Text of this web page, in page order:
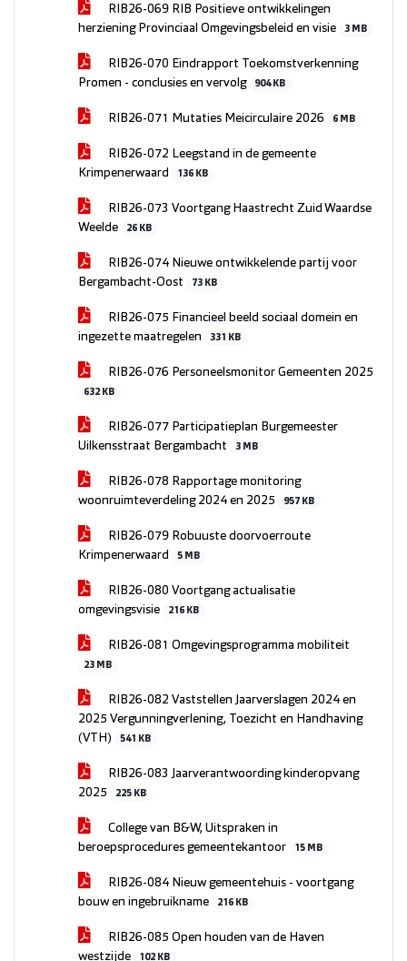
RIB26-069 RIB Positieve ontwikkelingen
herziening Provinciaal Omgevingsbeleid en visie
3 MB
RIB26-070 Eindrapport Toekomstverkenning
Promen - conclusies en vervolg
904 KB
RIB26-071 Mutaties Meicirculaire 2026 6 MB
RIB26-072 Leegstand in de gemeente
Krimpenerwaard
136 KB
RIB26-073 Voortgang Haastrecht Zuid Waardse
Weelde
26 KB
RIB26-074 Nieuwe ontwikkelende partij voor
Bergambacht-Oost
73 KB
RIB26-075 Financieel beeld sociaal domein en
ingezette maatregelen
331 KB
RIB26-076 Personeelsmonitor Gemeenten 2025
632 KB
RIB26-077 Participatieplan Burgemeester
Uilkensstraat Bergambacht
3 MB
RIB26-078 Rapportage monitoring
woonruimteverdeling 2024 en 2025
957 KB
RIB26-079 Robuuste doorvoerroute
Krimpenerwaard
5 MB
RIB26-080 Voortgang actualisatie
omgevingsvisie
216 KB
RIB26-081 Omgevingsprogramma mobiliteit
23 MB
RIB26-082 Vaststellen Jaarverslagen 2024 en
2025 Vergunningverlening, Toezicht en Handhaving
(VTH)
541 KB
RIB26-083 Jaarverantwoording kinderopvang
2025
225 KB
College van B&W, Uitspraken in
beroepsprocedures gemeentekantoor
15 MB
RIB26-084 Nieuw gemeentehuis - voortgang
bouw en ingebruikname
216 KB
RIB26-085 Open houden van de Haven
westzijde
102 KB